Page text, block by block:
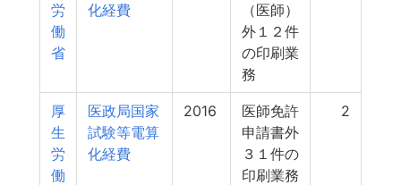
労
働
省
化経費
（医師）
外１２件
の印刷業
務
厚
生
労
働
医政局国家
試験等電算
化経費
2016
医師免許
申請書外
３１件の
印刷業務
2